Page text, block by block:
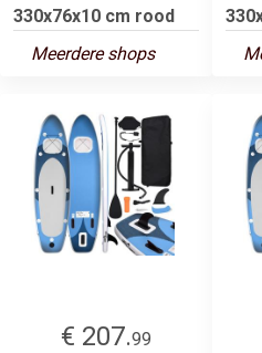
330x76x10 cm rood
Meerdere shops
€ 207.99